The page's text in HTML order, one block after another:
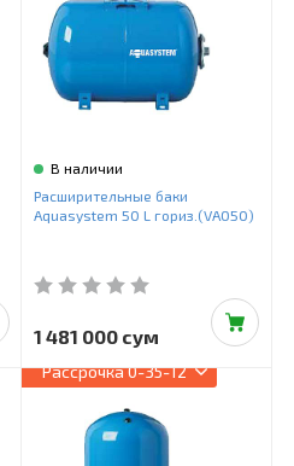
В наличии
Расширительные баки
Aquasystem 50 L гориз.(VAO50)
1 481 000 сум
Рассрочка0-35-12